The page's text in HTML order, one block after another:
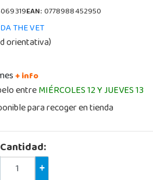
EAN:0778988452950
THE VET
orientativa)
+ info
entreMIÉRCOLES 12 Y JUEVES 13
para recoger en tienda
Cantidad:
+